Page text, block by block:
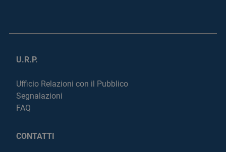
U.R.P.
Ufficio Relazioni con il Pubblico
Segnalazioni
FAQ
CONTATTI